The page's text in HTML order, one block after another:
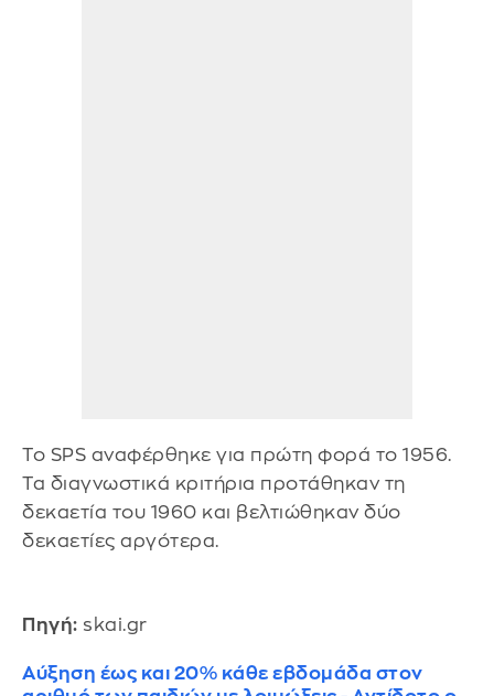
Το SPS αναφέρθηκε για πρώτη φορά το 1956.
Τα διαγνωστικά κριτήρια προτάθηκαν τη
δεκαετία του 1960 και βελτιώθηκαν δύο
δεκαετίες αργότερα.
Πηγή: skai.gr
Αύξηση έως και 20% κάθε εβδομάδα στον